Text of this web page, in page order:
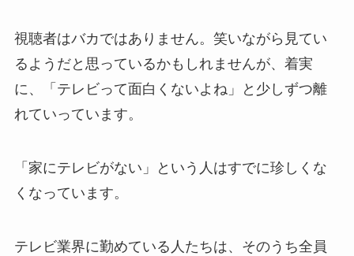
視聴者はバカではありません。笑いながら見てい
るようだと思っているかもしれませんが、着実
に、「テレビって面白くないよね」と少しずつ離
れていっています。
「家にテレビがない」という人はすでに珍しくな
くなっています。
テレビ業界に勤めている人たちは、そのうち全員